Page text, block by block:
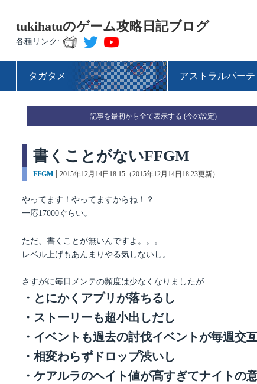
tukihatuのゲーム攻略日記ブログ
各種リンク:
タガタメ アストラルパーテ
記事を最初から全て表示する
書くことがないFFGM
カ
ゴ
リ
FFGM
投
日:
2015年12月14日18:15（2015年12月14日18:23更新）
やってます！やってますからね！？
一応17000ぐらい。
ただ、書くことが無いんですよ。。。
レベル上げもあんまりやる気しないし。
さすがに毎日メンテの頻度は少なくなりましたが…
・とにかくアプリが落ちるし
・ストーリーも超小出しだし
・イベントも過去の討伐イベントが毎週交
・相変わらずドロップ渋いし
・ケアルラのヘイト値が高すぎてナイトの